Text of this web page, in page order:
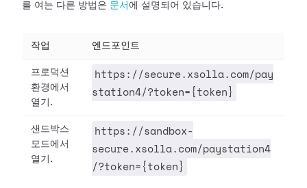
를 여는 다른 방법은 문서 에 설명되어 있습니다.
작업 엔드포인트
프로덕션
환경에서
열기.
https://secure.xsolla.com/pay
station4/?token={token}
샌드박스
모드에서
열기.
https://sandbox-
secure.xsolla.com/paystation4
/?token={token}